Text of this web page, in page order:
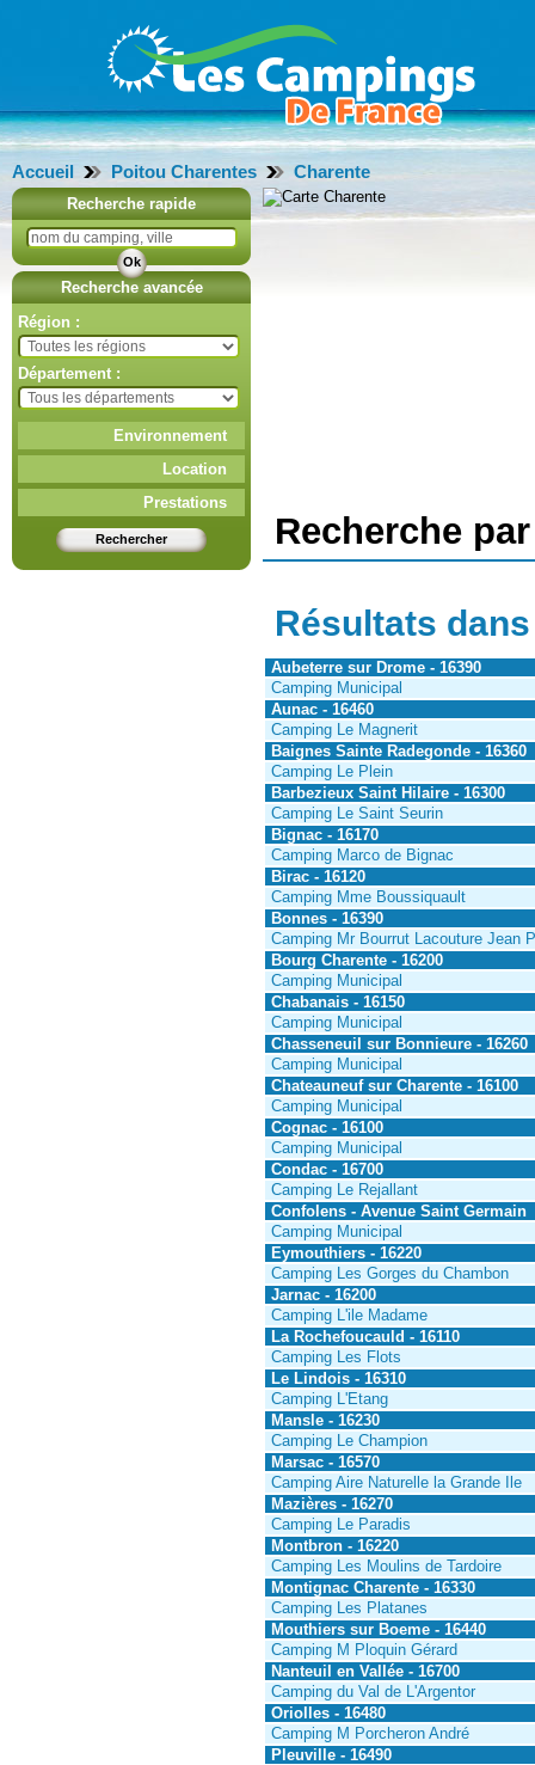
Accueil Poitou Charentes Charente
Recherche rapide
Recherche avancée
Région :
Département :
Environnement
Location
Prestations
Recherche
Résultats
Aubeterre sur Drome - 16390
Camping Municipal
Aunac - 16460
Camping Le Magnerit
Baignes Sainte Radegonde - 16360
Camping Le Plein
Barbezieux Saint Hilaire - 16300
Camping Le Saint Seurin
Bignac - 16170
Camping Marco de Bignac
Birac - 16120
Camping Mme Boussiquault
Bonnes - 16390
Camping Mr Bourrut Lacouture Jean
Bourg Charente - 16200
Camping Municipal
Chabanais - 16150
Camping Municipal
Chasseneuil sur Bonnieure - 16260
Camping Municipal
Chateauneuf sur Charente - 16100
Camping Municipal
Cognac - 16100
Camping Municipal
Condac - 16700
Camping Le Rejallant
Confolens - Avenue Saint Germain
Camping Municipal
Eymouthiers - 16220
Camping Les Gorges du Chambon
Jarnac - 16200
Camping L'ile Madame
La Rochefoucauld - 16110
Camping Les Flots
Le Lindois - 16310
Camping L'Etang
Mansle - 16230
Camping Le Champion
Marsac - 16570
Camping Aire Naturelle la Grande Ile
Mazières - 16270
Camping Le Paradis
Montbron - 16220
Camping Les Moulins de Tardoire
Montignac Charente - 16330
Camping Les Platanes
Mouthiers sur Boeme - 16440
Camping M Ploquin Gérard
Nanteuil en Vallée - 16700
Camping du Val de L'Argentor
Oriolles - 16480
Camping M Porcheron André
Pleuville - 16490